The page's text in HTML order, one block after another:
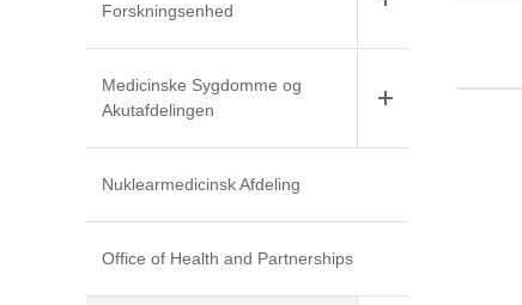
Forskningsenhed
Medicinske Sygdomme og
Akutafdelingen
Nuklearmedicinsk Afdeling
Office of Health and Partnerships